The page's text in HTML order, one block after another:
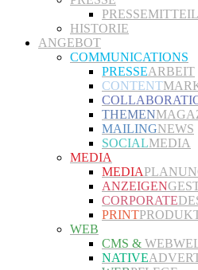
HISTORIE
ANGEBOT
COMMUNICATIONS
PRESSEARBEIT
CONTENT
THEMEN
MAILINGNEWS
SOCIALMEDIA
MEDIA
MEDIA
ANZEIGEN
CORPORATE
PRINT
WEB
CMS &
NATIVE